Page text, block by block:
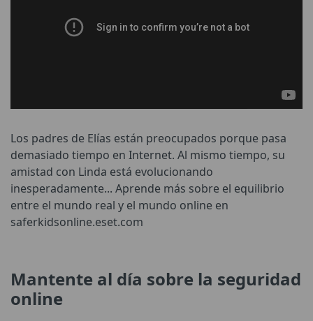
Los padres de Elías están preocupados porque pasa
demasiado tiempo en Internet. Al mismo tiempo, su
amistad con Linda está evolucionando
inesperadamente... Aprende más sobre el equilibrio
entre el mundo real y el mundo online en
saferkidsonline.eset.com
Mantente al día sobre la seguridad
online